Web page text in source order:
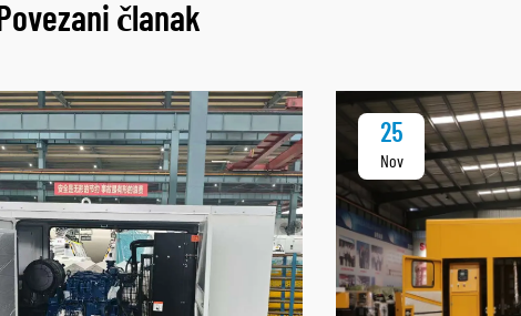
Povezani članak
25
Nov